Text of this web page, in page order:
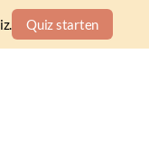
Quiz starten